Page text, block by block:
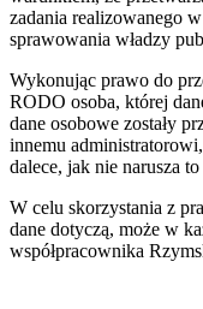
zadania realizowanego
sprawowania władzy
Wykonując prawo do
RODO osoba, której
dane osobowe zostały
innemu
dalece, jak nie narusza
W celu skorzystania z
dane dotyczą, może w
współpracownika